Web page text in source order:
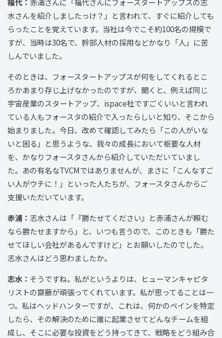
水さんを紹介しましたっけ？」と言われて、すぐに紹介しても
らったことを覚えています。当社は今でこそ約100名の規模で
すが、当時は30名で、幹部人材の採用などかなり「人」に苦
しんでいました。
そのときは、フォースタートアップスが何をしてくれるとこ
ろかあまり存じ上げなかったのですが、聞くと、例えば同じ
宇宙産業のスタートアップ、ispace社ですごくいいと言われ
ている人もフォースタの紹介で入ったらしいと知り、そこから
始まりました。今日、改めて確認してみたら「この人がいな
いと困る」と思うような、我々の成長において枢要な人材
を、かなりフォースタさんから紹介していただいていまし
た。あの有名なTVCMではありませんが、まさに「こんなすご
い人がウチに！」といった人たちが、フォースタさんからご
支援いただいています。
赤浦： 志水さんは「『勝たせてください』と赤浦さんが頼む
なら勝たせますから」と、いつも言うので、このときも「勝た
せてほしい会社があるんですけど」とお願いしたのでした。
志水さんはどう思わましたか。
志水： そうですね。私がというよりは、ヒューマンキャピタ
リストの齋藤が頑張ってくれています。私が思ってることは一
つ。私はヘッドハンターですが、これは、何かのペインを特定
したら、その解決のために誰に起業させてどんなチームを組
成し、そこに必要な投資をどう持ってきて、戦略をどう組み合